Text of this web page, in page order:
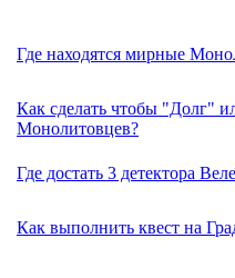
Где находятся мирные
Как сделать чтобы "Долг"
Монолитовцев?
Где достать 3 детектора
Как выполнить квест на